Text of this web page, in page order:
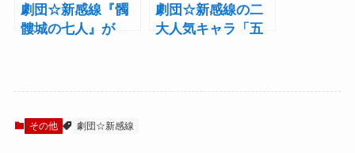
劇団☆新感線『髑
髏城の七人』が
劇団☆新感線の二
大人気キャラ「五
その他 劇団☆新感線